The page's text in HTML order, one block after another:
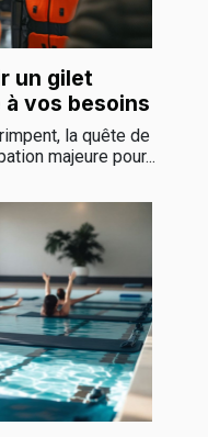
un gilet
vos besoins
la quête de
majeure pour...